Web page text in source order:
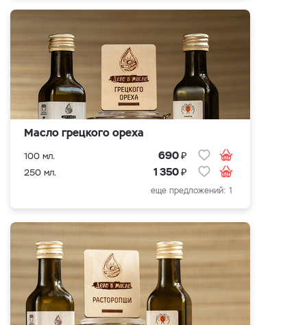
Масло грецкого ореха
100 мл. 690₽
250 мл. 1 350₽
еще предложений: 1